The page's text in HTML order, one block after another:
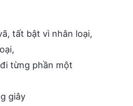
tất bật vì nhân loại,
từng phần một
giây